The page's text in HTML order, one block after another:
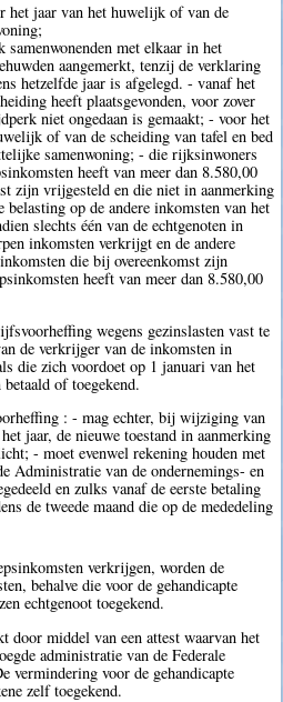
het jaar van het huwelijk of van de
met elkaar in het
aangemerkt, tenzij de verklaring
hetzelfde jaar is afgelegd. - vanaf het
heeft plaatsgevonden, voor zover
niet ongedaan is gemaakt; - voor het
of van de scheiding van tafel en bed
samenwoning; - die rijksinwoners
heeft van meer dan 8.580,00
zijn vrijgesteld en die niet in aanmerking
belasting op de andere inkomsten van het
slechts één van de echtgenoten in
inkomsten verkrijgt en de andere
die bij overeenkomst zijn
heeft van meer dan 8.580,00
wegens gezinslasten vast te
de verkrijger van de inkomsten in
die zich voordoet op 1 januari van het
of toegekend.
: - mag echter, bij wijziging van
jaar, de nieuwe toestand in aanmerking
- moet evenwel rekening houden met
Administratie van de ondernemings- en
en zulks vanaf de eerste betaling
de tweede maand die op de mededeling
verkrijgen, worden de
behalve die voor de gehandicapte
echtgenoot toegekend.
door middel van een attest waarvan het
administratie van de Federale
vermindering voor de gehandicapte
zelf toegekend.